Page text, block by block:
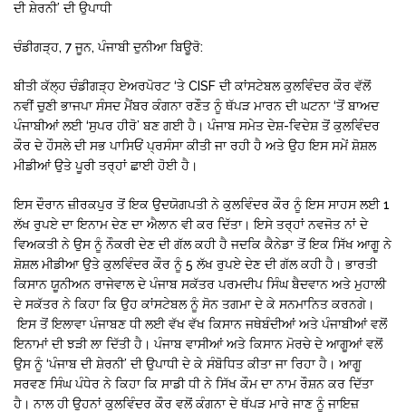
ਦੀ ਸ਼ੇਰਨੀ’ ਦੀ ਉਪਾਧੀ
ਚੰਡੀਗੜ੍ਹ, 7 ਜੂਨ, ਪੰਜਾਬੀ ਦੁਨੀਆ ਬਿਊਰੋ:
ਬੀਤੀ ਕੱਲ੍ਹ ਚੰਡੀਗੜ੍ਹ ਏਅਰਪੋਰਟ ‘ਤੇ CISF ਦੀ ਕਾਂਸਟੇਬਲ ਕੁਲਵਿੰਦਰ ਕੌਰ ਵੱਲੋਂ
ਨਵੀਂ ਚੁਣੀ ਭਾਜਪਾ ਸੰਸਦ ਮੈਂਬਰ ਕੰਗਨਾ ਰਣੌਤ ਨੂੰ ਥੱਪੜ ਮਾਰਨ ਦੀ ਘਟਨਾ ‘ਤੋਂ ਬਾਅਦ
ਪੰਜਾਬੀਆਂ ਲਈ ‘ਸੁਪਰ ਹੀਰੋ’ ਬਣ ਗਈ ਹੈ। ਪੰਜਾਬ ਸਮੇਤ ਦੇਸ਼-ਵਿਦੇਸ਼ ਤੋਂ ਕੁਲਵਿੰਦਰ
ਕੌਰ ਦੇ ਹੌਸਲੇ ਦੀ ਸਭ ਪਾਸਿਓਂ ਪ੍ਰਸੰਸਾ ਕੀਤੀ ਜਾ ਰਹੀ ਹੈ ਅਤੇ ਉਹ ਇਸ ਸਮੇਂ ਸ਼ੋਸ਼ਲ
ਮੀਡੀਆਂ ਉਤੇ ਪੂਰੀ ਤਰ੍ਹਾਂ ਛਾਈ ਹੋਈ ਹੈ।
ਇਸ ਦੌਰਾਨ ਜ਼ੀਰਕਪੁਰ ਤੋਂ ਇਕ ਉਦਯੋਗਪਤੀ ਨੇ ਕੁਲਵਿੰਦਰ ਕੌਰ ਨੂੰ ਇਸ ਸਾਹਸ ਲਈ 1
ਲੱਖ ਰੁਪਏ ਦਾ ਇਨਾਮ ਦੇਣ ਦਾ ਐਲਾਨ ਵੀ ਕਰ ਦਿੱਤਾ। ਇਸੇ ਤਰ੍ਹਾਂ ਨਵਜੋਤ ਨਾਂ ਦੇ
ਵਿਅਕਤੀ ਨੇ ਉਸ ਨੂੰ ਨੌਕਰੀ ਦੇਣ ਦੀ ਗੱਲ ਕਹੀ ਹੈ ਜਦਕਿ ਕੈਨੇਡਾ ਤੋਂ ਇਕ ਸਿੱਖ ਆਗੂ ਨੇ
ਸ਼ੋਸ਼ਲ ਮੀਡੀਆ ਉਤੇ ਕੁਲਵਿੰਦਰ ਕੌਰ ਨੂੰ 5 ਲੱਖ ਰੁਪਏ ਦੇਣ ਦੀ ਗੱਲ ਕਹੀ ਹੈ। ਭਾਰਤੀ
ਕਿਸਾਨ ਯੂਨੀਅਨ ਰਾਜੇਵਾਲ ਦੇ ਪੰਜਾਬ ਸਕੱਤਰ ਪਰਮਦੀਪ ਸਿੰਘ ਬੈਦਵਾਨ ਅਤੇ ਮੁਹਾਲੀ
ਦੇ ਸਕੱਤਰ ਨੇ ਕਿਹਾ ਕਿ ਉਹ ਕਾਂਸਟੇਬਲ ਨੂੰ ਸੋਨ ਤਗਮਾ ਦੇ ਕੇ ਸਨਮਾਨਿਤ ਕਰਨਗੇ।
ਇਸ ਤੋਂ ਇਲਾਵਾ ਪੰਜਾਬਣ ਧੀ ਲਈ ਵੱਖ ਵੱਖ ਕਿਸਾਨ ਜਥੇਬੰਦੀਆਂ ਅਤੇ ਪੰਜਾਬੀਆਂ ਵਲੋਂ
ਇਨਾਮਾਂ ਦੀ ਝੜੀ ਲਾ ਦਿੱਤੀ ਹੈ। ਪੰਜਾਬ ਵਾਸੀਆਂ ਅਤੇ ਕਿਸਾਨ ਮੋਰਚੇ ਦੇ ਆਗੂਆਂ ਵਲੋਂ
ਉਸ ਨੂੰ ‘ਪੰਜਾਬ ਦੀ ਸ਼ੇਰਨੀ’ ਦੀ ਉਪਾਧੀ ਦੇ ਕੇ ਸੰਬੋਧਿਤ ਕੀਤਾ ਜਾ ਰਿਹਾ ਹੈ। ਆਗੂ
ਸਰਵਣ ਸਿੰਘ ਪੰਧੇਰ ਨੇ ਕਿਹਾ ਕਿ ਸਾਡੀ ਧੀ ਨੇ ਸਿੱਖ ਕੌਮ ਦਾ ਨਾਮ ਰੌਸ਼ਨ ਕਰ ਦਿੱਤਾ
ਹੈ। ਨਾਲ ਹੀ ਉਹਨਾਂ ਕੁਲਵਿੰਦਰ ਕੌਰ ਵਲੋਂ ਕੰਗਨਾ ਦੇ ਥੱਪੜ ਮਾਰੇ ਜਾਣ ਨੂੰ ਜਾਇਜ਼